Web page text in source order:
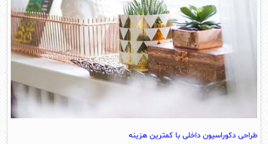
طراحی دکوراسیون داخلی با کمترین هزینه